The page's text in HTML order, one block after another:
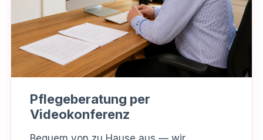
Pflegeberatung per
Videokonferenz